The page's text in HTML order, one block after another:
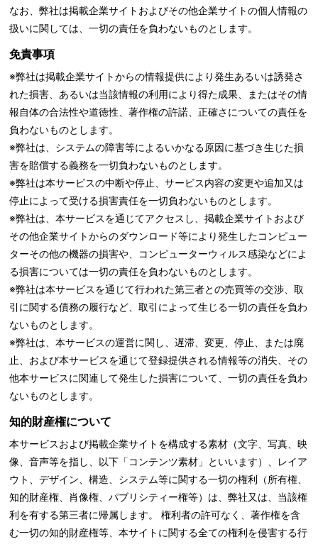
なお、弊社は掲載企業サイトおよびその他企業サイトの個人情報の
扱いに関しては、一切の責任を負わないものとします。
免責事項
※弊社は掲載企業サイトからの情報提供により発生あるいは誘発さ
れた損害、あるいは当該情報の利用により得た成果、またはその情
報自体の合法性や道徳性、著作権の許諾、正確さについての責任を
負わないものとします。
※弊社は、システムの障害等によるいかなる原因に基づき生じた損
害を賠償する義務を一切負わないものとします。
※弊社は本サービスの中断や停止、サービス内容の変更や追加又は
停止によって受ける損害責任を一切負わないものとします。
※弊社は、本サービスを通じてアクセスし、掲載企業サイトおよび
その他企業サイトからのダウンロード等により発生したコンピュー
ターその他の機器の損害や、コンピューターウィルス感染などによ
る損害については一切の責任を負わないものとします。
※弊社は本サービスを通じて行われた第三者との売買等の交渉、取
引に関する債務の履行など、取引によって生じる一切の責任を負わ
ないものとします。
※弊社は、本サービスの運営に関し、遅滞、変更、停止、または廃
止、および本サービスを通じて登録提供される情報等の消失、その
他本サービスに関連して発生した損害について、一切の責任を負わ
ないものとします。
知的財産権について
本サービスおよび掲載企業サイトを構成する素材（文字、写真、映
像、音声等を指し、以下「コンテンツ素材」といいます）、レイア
ウト、デザイン、構造、システム等に関する一切の権利（所有権、
知的財産権、肖像権、パブリシティー権等）は、弊社又は、当該権
利を有する第三者に帰属します。 権利者の許可なく、著作権を含
む一切の知的財産権等、本サイトに関する全ての権利を侵害する行